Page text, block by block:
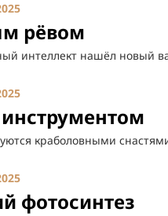
рёвом
интеллект нашёл новый
краболовными
фотосинтез